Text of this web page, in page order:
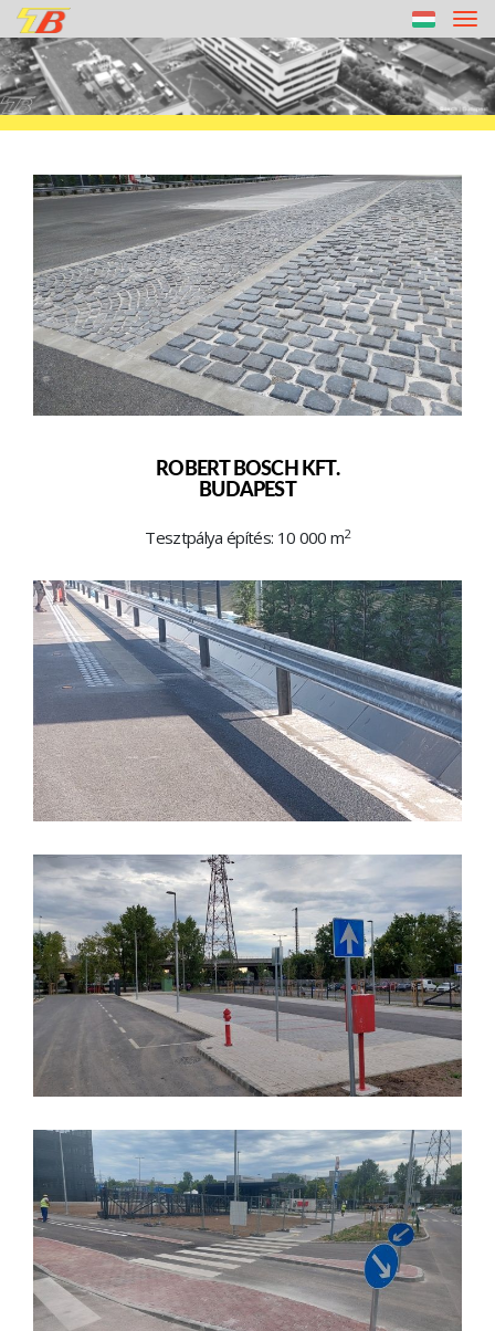
ROBERT BOSCH KFT.
BUDAPEST
Tesztpálya építés: 10 000 m2